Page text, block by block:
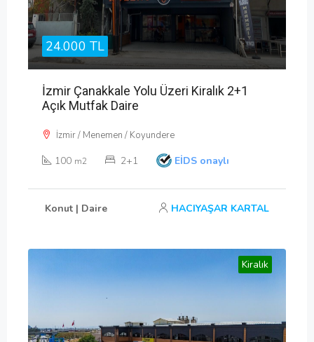
24.000 TL
İzmir Çanakkale Yolu Üzeri Kiralık 2+1
Açık Mutfak Daire
İzmir / Menemen / Koyundere
100 m2 2+1 EİDS onaylı
Konut | Daire HACIYAŞAR KARTAL
Kiralık